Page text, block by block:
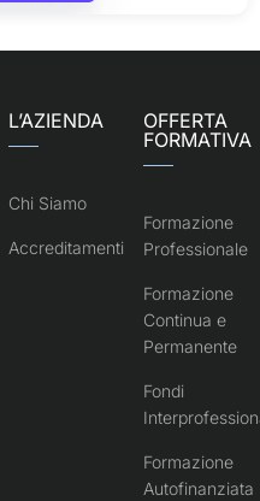
L’AZIENDA
Chi Siamo
Accreditamenti
OFFERTA
FORMATIVA
Formazione
Professionale
Formazione
Continua e
Permanente
Fondi
Formazione
Autofinanziata